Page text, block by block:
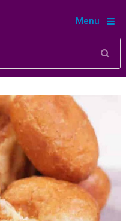
Menu